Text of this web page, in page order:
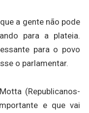
a gente não pode
para a plateia.
para o povo
o parlamentar.
(Republicanos-
e que vai